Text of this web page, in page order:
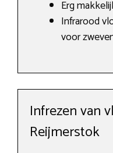
Erg
Infrarood
voor
Infrezen van
Reijmerstok